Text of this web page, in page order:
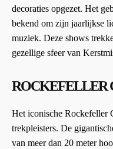
decoraties opgezet. Het
bekend om zijn jaarlijkse
muziek. Deze shows
gezellige sfeer van
ROCKEFELLER
Het iconische Rockefeller
trekpleisters. De
van meer dan 20 meter